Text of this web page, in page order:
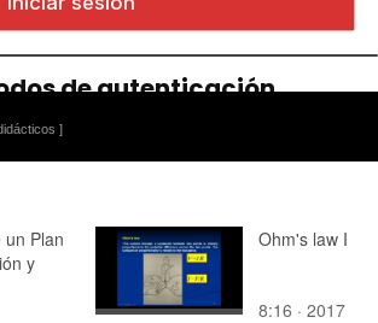
]
un Plan
y
Ohm's law I
8:16 · 2017